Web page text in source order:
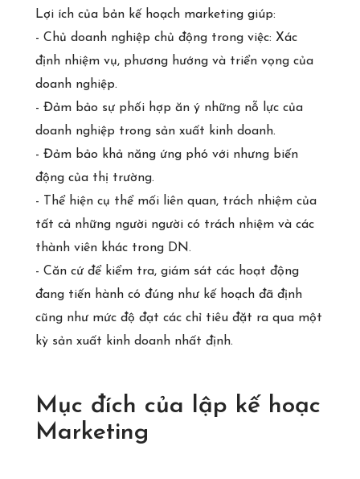
Lợi ích của bản kế hoạch marketing giúp:
- Chủ doanh nghiệp chủ động trong việc: Xác
định nhiệm vụ, phương hướng và triển vọng của
doanh nghiệp.
- Đảm bảo sự phối hợp ăn ý những nỗ lực của
doanh nghiệp trong sản xuất kinh doanh.
- Đảm bảo khả năng ứng phó với nhưng biến
động của thị trường.
- Thể hiện cụ thể mối liên quan, trách nhiệm của
tất cả những người người có trách nhiệm và các
thành viên khác trong DN.
- Căn cứ để kiểm tra, giám sát các hoạt động
đang tiến hành có đúng như kế hoạch đã định
cũng như mức độ đạt các chỉ tiêu đặt ra qua một
kỳ sản xuất kinh doanh nhất định.
Mục đích của lập kế hoạc
Marketing